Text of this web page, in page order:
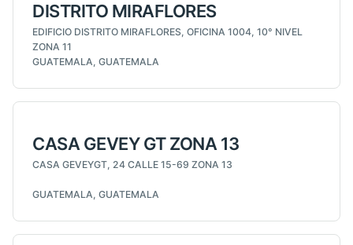
DISTRITO MIRAFLORES
EDIFICIO DISTRITO MIRAFLORES, OFICINA 1004, 10° NIVEL
ZONA 11
GUATEMALA, GUATEMALA
CASA GEVEY GT ZONA 13
CASA GEVEYGT, 24 CALLE 15-69 ZONA 13
GUATEMALA, GUATEMALA